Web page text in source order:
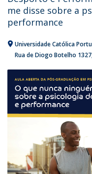
me disse sobre a
performance
Universidade Católica
Rua de Diogo Botelho 1327